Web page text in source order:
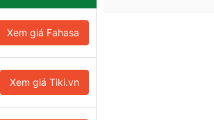
Xem giá Fahasa
Xem giá Tiki.vn